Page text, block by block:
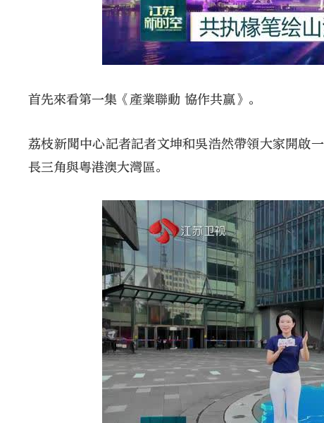
首先來看第一集《產業聯動 協作共贏》。
荔枝新聞中心記者記者文坤和吳浩然帶領大家開啟
長三角與粵港澳大灣區。